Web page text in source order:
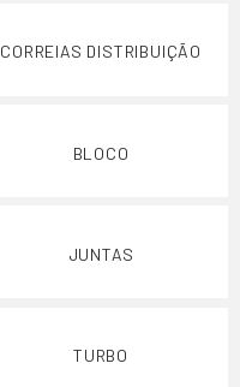
CORREIAS DISTRIBUIÇÃO
BLOCO
JUNTAS
TURBO